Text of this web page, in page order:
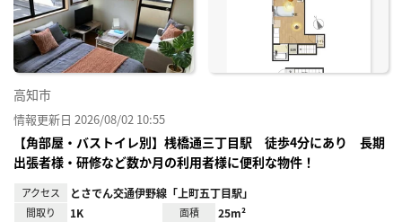
高知市
情報更新日 2026/08/02 10:55
【角部屋・バストイレ別】桟橋通三丁目駅 徒歩4分にあり 長期
出張者様・研修など数か月の利用者様に便利な物件！
アクセス とさでん交通伊野線「上町五丁目駅」
間取り 1K 面積 25m²